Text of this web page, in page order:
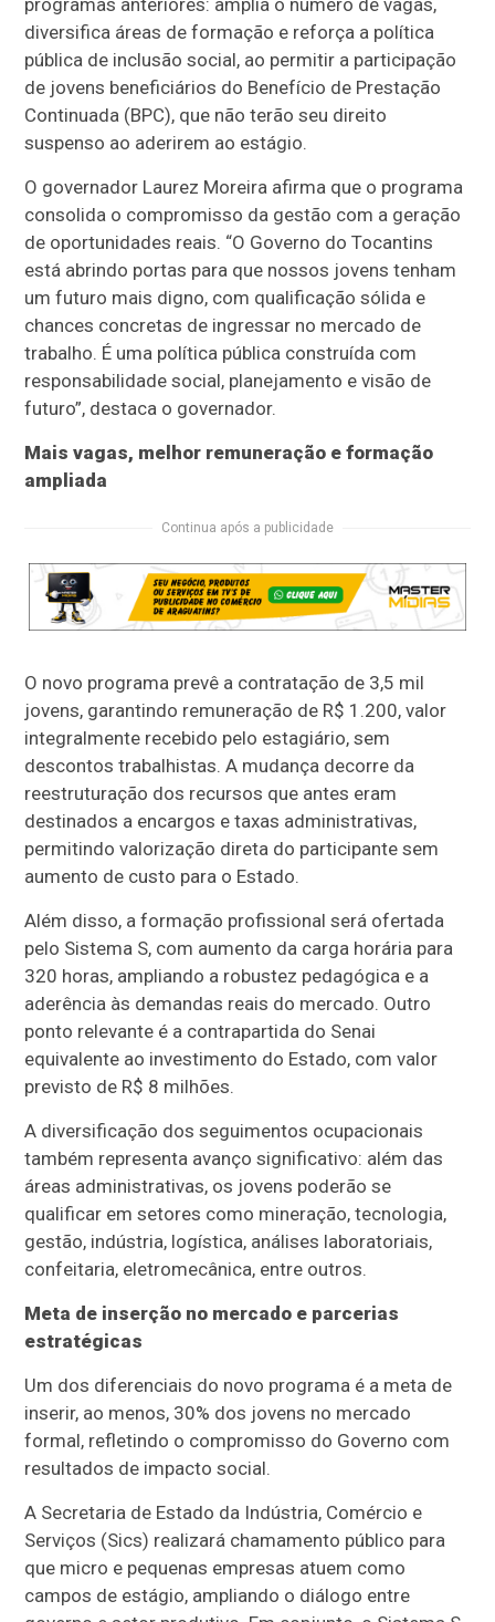
programas anteriores: amplia o número de vagas,
diversifica áreas de formação e reforça a política
pública de inclusão social, ao permitir a participação
de jovens beneficiários do Benefício de Prestação
Continuada (BPC), que não terão seu direito
suspenso ao aderirem ao estágio.
O governador Laurez Moreira afirma que o programa
consolida o compromisso da gestão com a geração
de oportunidades reais. “O Governo do Tocantins
está abrindo portas para que nossos jovens tenham
um futuro mais digno, com qualificação sólida e
chances concretas de ingressar no mercado de
trabalho. É uma política pública construída com
responsabilidade social, planejamento e visão de
futuro”, destaca o governador.
Mais vagas, melhor remuneração e formação
ampliada
Continua após a publicidade
O novo programa prevê a contratação de 3,5 mil
jovens, garantindo remuneração de R$ 1.200, valor
integralmente recebido pelo estagiário, sem
descontos trabalhistas. A mudança decorre da
reestruturação dos recursos que antes eram
destinados a encargos e taxas administrativas,
permitindo valorização direta do participante sem
aumento de custo para o Estado.
Além disso, a formação profissional será ofertada
pelo Sistema S, com aumento da carga horária para
320 horas, ampliando a robustez pedagógica e a
aderência às demandas reais do mercado. Outro
ponto relevante é a contrapartida do Senai
equivalente ao investimento do Estado, com valor
previsto de R$ 8 milhões.
A diversificação dos seguimentos ocupacionais
também representa avanço significativo: além das
áreas administrativas, os jovens poderão se
qualificar em setores como mineração, tecnologia,
gestão, indústria, logística, análises laboratoriais,
confeitaria, eletromecânica, entre outros.
Meta de inserção no mercado e parcerias
estratégicas
Um dos diferenciais do novo programa é a meta de
inserir, ao menos, 30% dos jovens no mercado
formal, refletindo o compromisso do Governo com
resultados de impacto social.
A Secretaria de Estado da Indústria, Comércio e
Serviços (Sics) realizará chamamento público para
que micro e pequenas empresas atuem como
campos de estágio, ampliando o diálogo entre